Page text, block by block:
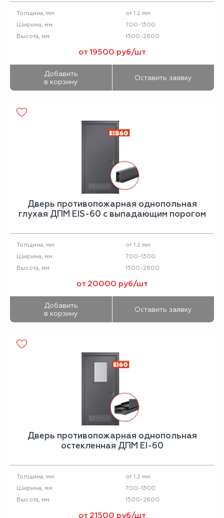
Толщина, мм
от 1.2 мм
Ширина, мм
700-1300
Высота, мм
1500-2600
от 19500 руб/шт
Добавить
в корзину
Оставить заявку
Дверь противопожарная однопольная
глухая ДПМ EIS-60 с выпадающим порогом
Толщина, мм
от 1.2 мм
Ширина, мм
700-1300
Высота, мм
1500-2600
от 20000 руб/шт
Добавить
в корзину
Оставить заявку
Дверь противопожарная однопольная
остекленная ДПМ EI-60
Толщина, мм
от 1.2 мм
Ширина, мм
700-1300
Высота, мм
1500-2600
от 21500 руб/шт